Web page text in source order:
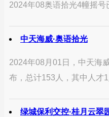
2024年08奥语拾光4幢摇号
中天海威·奥语拾光
2024年08月01日，中天海
布，总计153人，其中人才
绿城保利交控·桂月云翠